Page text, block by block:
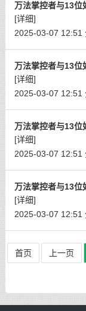
万法掌控者与13位
[详细]
2025-03-07 12:51
万法掌控者与13位
[详细]
2025-03-07 12:51
万法掌控者与13位
[详细]
2025-03-07 12:51
万法掌控者与13位
[详细]
2025-03-07 12:51
首页 上一页